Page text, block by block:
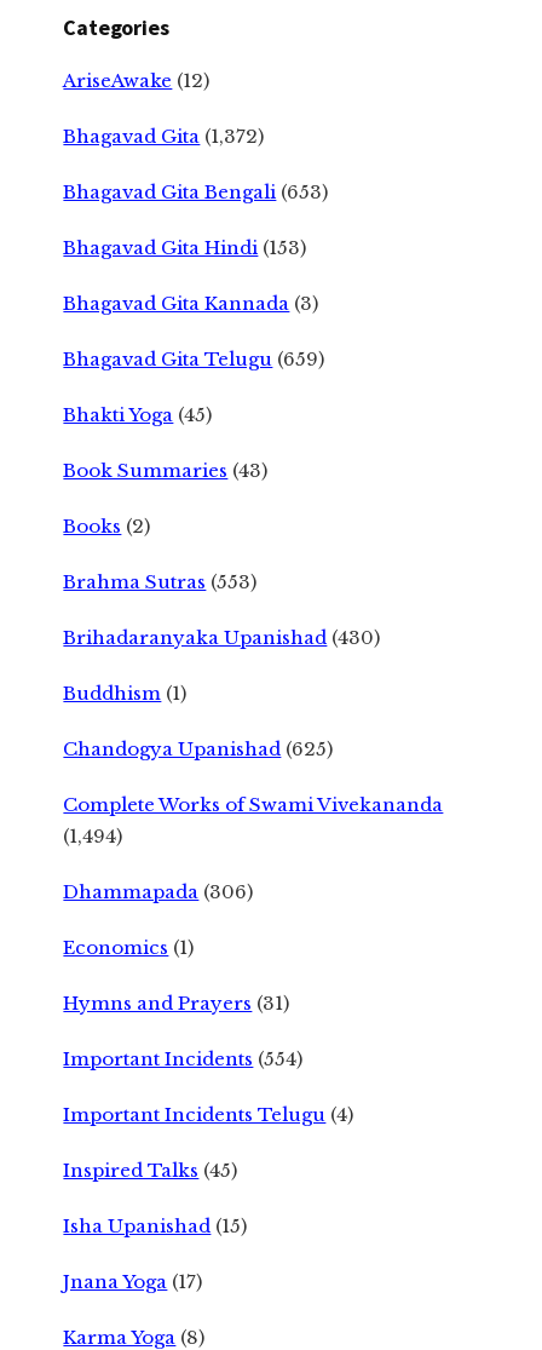
Categories
AriseAwake (12)
Bhagavad Gita (1,372)
Bhagavad Gita Bengali (653)
Bhagavad Gita Hindi (153)
Bhagavad Gita Kannada (3)
Bhagavad Gita Telugu (659)
Bhakti Yoga (45)
Book Summaries (43)
Books (2)
Brahma Sutras (553)
Brihadaranyaka Upanishad (430)
Buddhism (1)
Chandogya Upanishad (625)
Complete Works of Swami Vivekananda
(1,494)
Dhammapada (306)
Economics (1)
Hymns and Prayers (31)
Important Incidents (554)
Important Incidents Telugu (4)
Inspired Talks (45)
Isha Upanishad (15)
Jnana Yoga (17)
Karma Yoga (8)